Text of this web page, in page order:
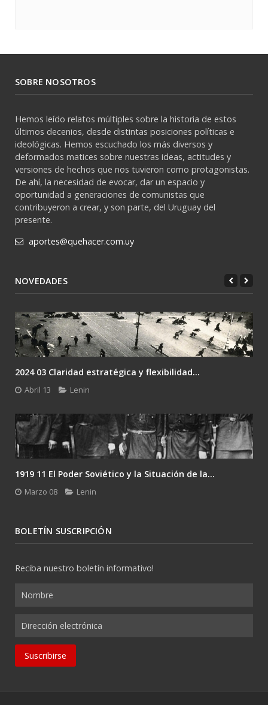
SOBRE NOSOTROS
Hemos leído relatos múltiples sobre la historia de estos
últimos decenios, desde distintas posiciones políticas e
ideológicas. Hemos escuchado los más diversos y
deformados matices sobre nuestras ideas, actitudes y
versiones de hechos que nos tuvieron como protagonistas.
De ahí, la necesidad de evocar, dar un espacio y
oportunidad a generaciones de comunistas que
contribuyeron a crear, y son parte, del Uruguay del
presente.
aportes@quehacer.com.uy
NOVEDADES
2024 03 Claridad estratégica y flexibilidad...
Abril 13 Lenin
1919 11 El Poder Soviético y la Situación de la...
Marzo 08 Lenin
BOLETÍN SUSCRIPCIÓN
Reciba nuestro boletín informativo!